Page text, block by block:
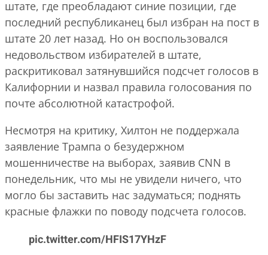
штате, где преобладают синие позиции, где
последний республиканец был избран на пост в
штате 20 лет назад. Но он воспользовался
недовольством избирателей в штате,
раскритиковал затянувшийся подсчет голосов в
Калифорнии и назвал правила голосования по
почте абсолютной катастрофой.
Несмотря на критику, Хилтон не поддержала
заявление Трампа о безудержном
мошенничестве на выборах, заявив CNN в
понедельник, что мы не увидели ничего, что
могло бы заставить нас задуматься; поднять
красные флажки по поводу подсчета голосов.
pic.twitter.com/HFIS17YHzF